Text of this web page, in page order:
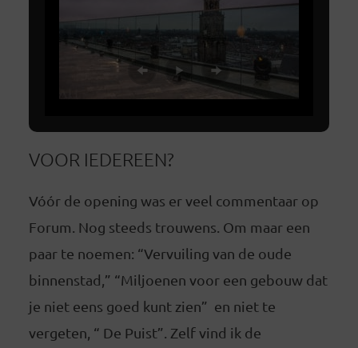
VOOR IEDEREEN?
Vóór de opening was er veel commentaar op
Forum. Nog steeds trouwens. Om maar een
paar te noemen: “Vervuiling van de oude
binnenstad,” “Miljoenen voor een gebouw dat
je niet eens goed kunt zien” en niet te
vergeten, “ De Puist”. Zelf vind ik de